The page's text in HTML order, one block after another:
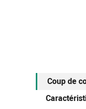
Coup de